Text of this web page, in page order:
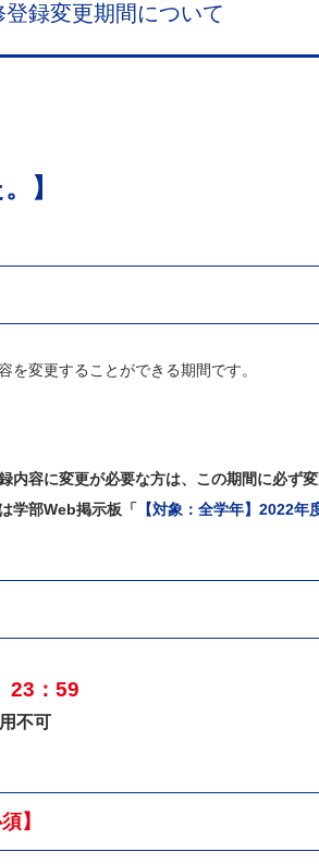
登録変更期間について
】
を変更することができる期間です。
内容に変更が必要な方は、この期間に必ず変
学部Web掲示板「 【対象：全学年】2022
23：59
不可
】